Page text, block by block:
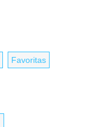
Favoritas